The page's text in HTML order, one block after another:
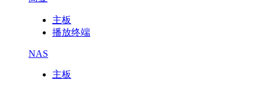
主板
播放终端
NAS
主板